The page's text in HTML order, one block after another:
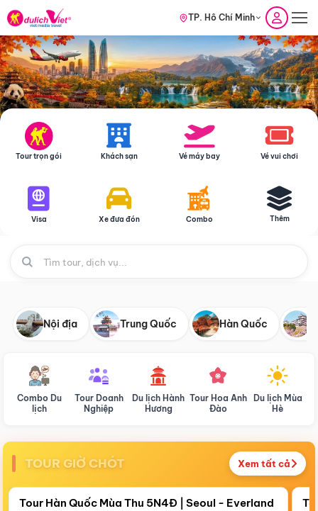
TP. Hồ Chí Minh
Tour trọn gói Khách sạn Vé máy bay Vé vui chơi
Visa Xe đưa đón Combo Thêm
Nội địa Trung Quốc Hàn Quốc
Combo Du
lịch
Tour Doanh
Nghiệp
Du lịch Hành
Hương
Tour Hoa Anh
Đào
Du lịch Mùa
Hè
TOUR GIỜ CHÓT Xem tất cả
Còn19 ngày 08:55:02
Điểm nổi bật
Tour Hàn Quốc Mùa Thu 5N4Đ | Seoul - Everland